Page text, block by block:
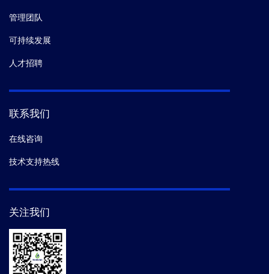
管理团队
可持续发展
人才招聘
联系我们
在线咨询
技术支持热线
关注我们